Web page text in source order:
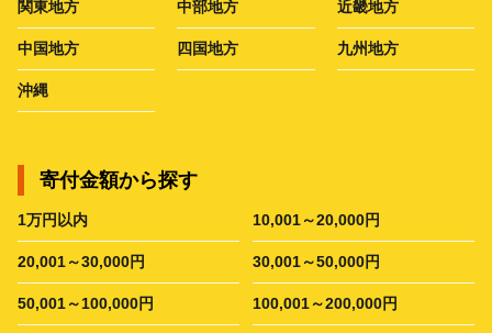
関東地方 中部地方 近畿地方
中国地方 四国地方 九州地方
沖縄
寄付金額から探す
1万円以内 10,001～20,000円
20,001～30,000円 30,001～50,000円
50,001～100,000円 100,001～200,000円